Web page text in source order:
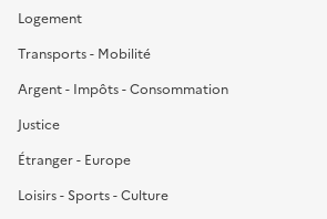
Logement
Transports - Mobilité
Argent - Impôts - Consommation
Justice
Étranger - Europe
Loisirs - Sports - Culture